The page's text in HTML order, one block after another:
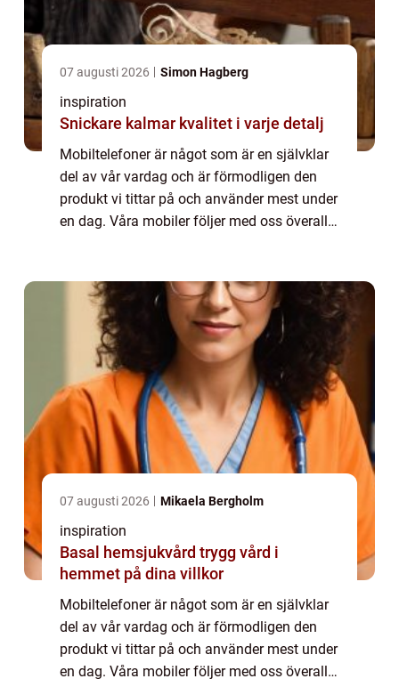
07 augusti 2026 Simon Hagberg
inspiration
Snickare kalmar kvalitet i varje detalj
Mobiltelefoner är något som är en självklar
del av vår vardag och är förmodligen den
produkt vi tittar på och använder mest under
en dag. Våra mobiler följer med oss överallt
07 augusti 2026 Mikaela Bergholm
inspiration
Basal hemsjukvård trygg vård i
hemmet på dina villkor
Mobiltelefoner är något som är en självklar
del av vår vardag och är förmodligen den
produkt vi tittar på och använder mest under
en dag. Våra mobiler följer med oss överallt